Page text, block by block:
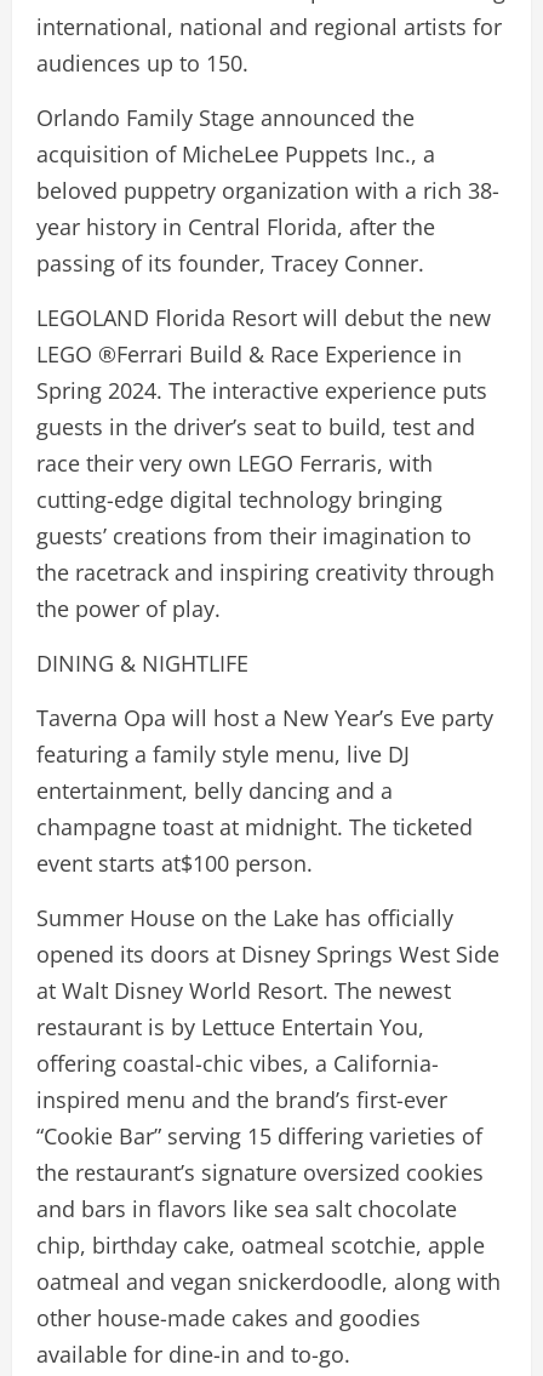
international, national and regional artists for
audiences up to 150.
Orlando Family Stage announced the
acquisition of MicheLee Puppets Inc., a
beloved puppetry organization with a rich 38-
year history in Central Florida, after the
passing of its founder, Tracey Conner.
LEGOLAND Florida Resort will debut the new
LEGO ®Ferrari Build & Race Experience in
Spring 2024. The interactive experience puts
guests in the driver’s seat to build, test and
race their very own LEGO Ferraris, with
cutting-edge digital technology bringing
guests’ creations from their imagination to
the racetrack and inspiring creativity through
the power of play.
DINING & NIGHTLIFE
Taverna Opa will host a New Year’s Eve party
featuring a family style menu, live DJ
entertainment, belly dancing and a
champagne toast at midnight. The ticketed
event starts at$100 person.
Summer House on the Lake has officially
opened its doors at Disney Springs West Side
at Walt Disney World Resort. The newest
restaurant is by Lettuce Entertain You,
offering coastal-chic vibes, a California-
inspired menu and the brand’s first-ever
“Cookie Bar” serving 15 differing varieties of
the restaurant’s signature oversized cookies
and bars in flavors like sea salt chocolate
chip, birthday cake, oatmeal scotchie, apple
oatmeal and vegan snickerdoodle, along with
other house-made cakes and goodies
available for dine-in and to-go.